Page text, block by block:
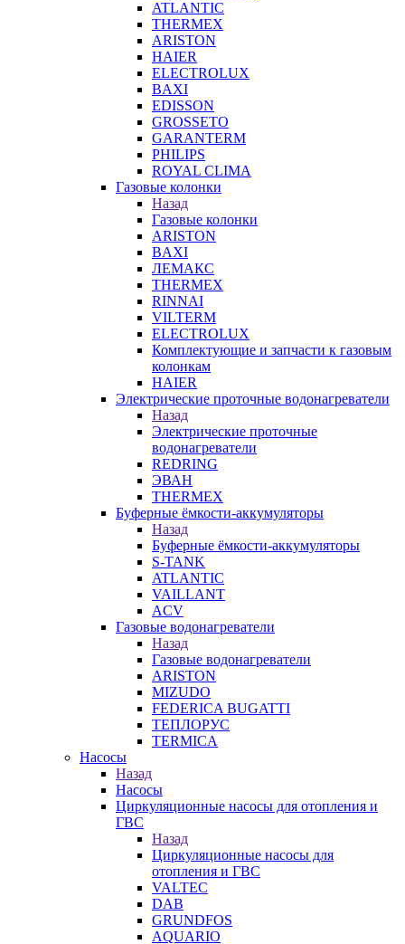
ATLANTIC
THERMEX
ARISTON
HAIER
ELECTROLUX
BAXI
EDISSON
GROSSETO
GARANTERM
PHILIPS
ROYAL CLIMA
Газовые колонки
Назад
Газовые колонки
ARISTON
BAXI
ЛЕМАКС
THERMEX
RINNAI
VILTERM
ELECTROLUX
Комплектующие и запчасти к газовым
колонкам
HAIER
Электрические проточные водонагреватели
Назад
Электрические проточные
водонагреватели
REDRING
ЭВАН
THERMEX
Буферные ёмкости-аккумуляторы
Назад
Буферные ёмкости-аккумуляторы
S-TANK
ATLANTIC
VAILLANT
ACV
Газовые водонагреватели
Назад
Газовые водонагреватели
ARISTON
MIZUDO
FEDERICA BUGATTI
ТЕПЛОРУС
TERMICA
Насосы
Назад
Насосы
Циркуляционные насосы для отопления и
ГВС
Назад
Циркуляционные насосы для
отопления и ГВС
VALTEC
DAB
GRUNDFOS
AQUARIO